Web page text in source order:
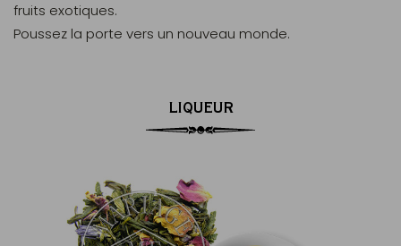
fruits exotiques.
Poussez la porte vers un nouveau monde.
LIQUEUR